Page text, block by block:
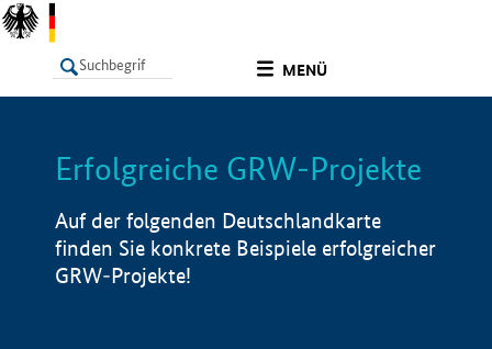
MENÜ
LISTE Info
Erfolgreiche GRW-Projekte
Auf der folgenden Deutschlandkarte
finden Sie konkrete Beispiele erfolgreicher
GRW-Projekte!